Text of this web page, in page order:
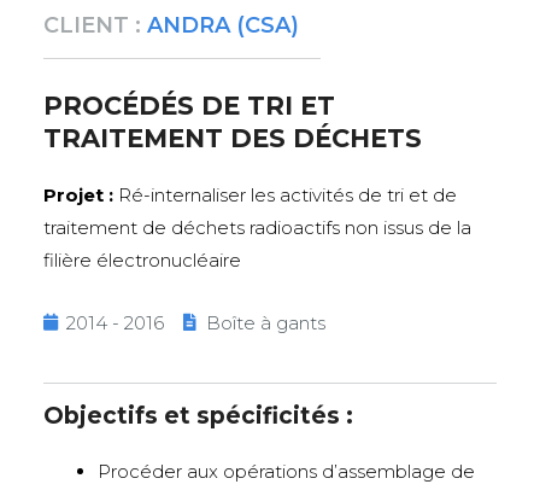
CLIENT : ANDRA (CSA)
PROCÉDÉS DE TRI ET
TRAITEMENT DES DÉCHETS
Projet :Ré-internaliser les activités de tri et de
traitement de déchets radioactifs non issus de la
filière électronucléaire
2014 - 2016 Boîte à gants
Objectifs et spécificités :
Procéder aux opérations d’assemblage de